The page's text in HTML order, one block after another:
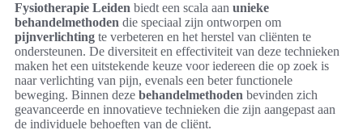
Fysiotherapie Leiden biedt een scala aan unieke
behandelmethoden die speciaal zijn ontworpen om
pijnverlichting te verbeteren en het herstel van cliënten te
ondersteunen. De diversiteit en effectiviteit van deze technieken
maken het een uitstekende keuze voor iedereen die op zoek is
naar verlichting van pijn, evenals een beter functionele
beweging. Binnen deze behandelmethoden bevinden zich
geavanceerde en innovatieve technieken die zijn aangepast aan
de individuele behoeften van de cliënt.